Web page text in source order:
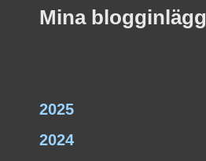
Mina blogginlägg
2025
2024